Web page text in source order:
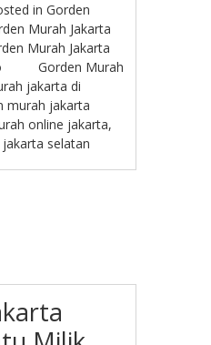
inGorden
Murah Jakarta
Murah Jakarta
Gorden Murah
jakarta di
murah jakarta
online jakarta,
selatan